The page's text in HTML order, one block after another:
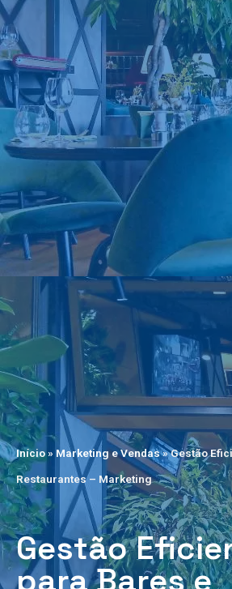
Início» Marketing e Vendas»Gestão
Restaurantes – Marketing
Gestão
para Bares e